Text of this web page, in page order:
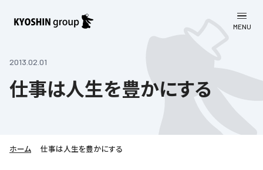
MENU
会社案内
企業理念
学習塾
京進グループについて
2013.02.01
仕事は人生を豊かにする
ホーム 仕事は人生を豊かにする